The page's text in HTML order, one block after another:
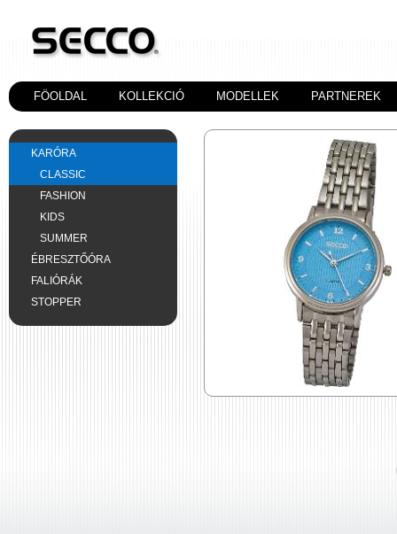
FÖOLDAL KOLLEKCIÓ MODELLEK PARTNEREK
KARÓRA
CLASSIC
FASHION
KIDS
SUMMER
ÉBRESZTŐÓRA
FALIÓRÁK
STOPPER